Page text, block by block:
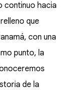
continuo hacia
que
con una
punto, la
de la